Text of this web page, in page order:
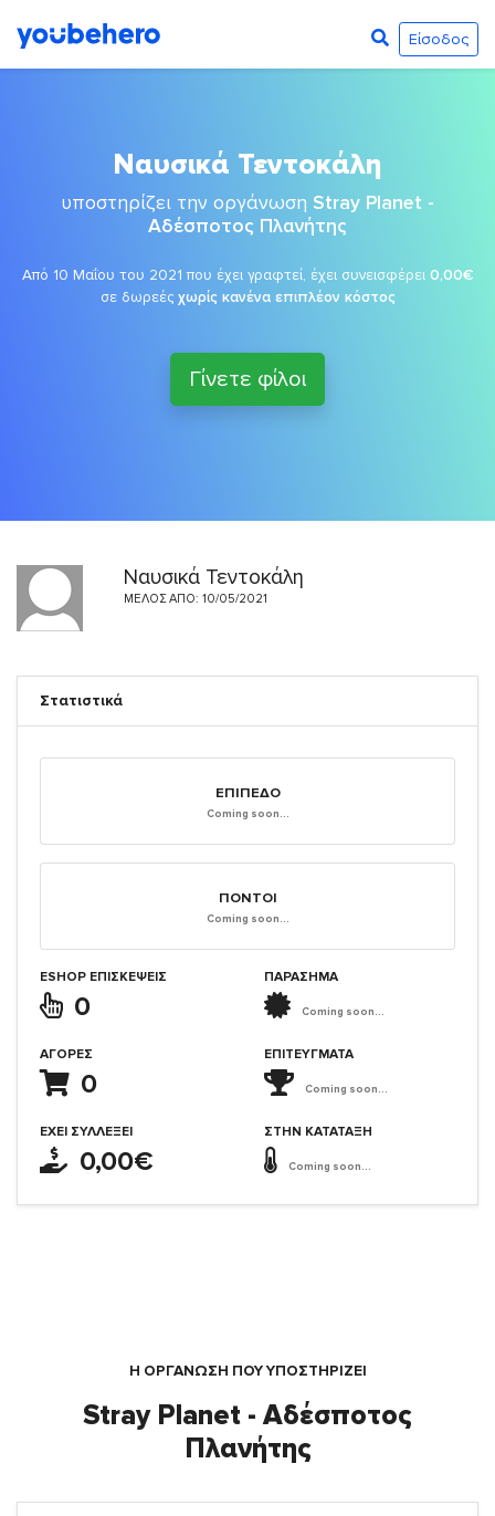
Είσοδος
Ναυσικά Τεντοκάλη
υποστηρίζει την οργάνωση Stray Planet -
Αδέσποτος Πλανήτης
Από 10 Μαΐου του 2021 που έχει γραφτεί, έχει συνεισφέρει 0,00€
σε δωρεές χωρίς κανένα επιπλέον κόστος
Γίνετε φίλοι
Ναυσικά Τεντοκάλη
ΜΈΛΟΣ ΑΠΌ: 10/05/2021
Στατιστικά
ΕΠΊΠΕΔΟ
Coming soon...
ΠΌΝΤΟΙ
Coming soon...
ESHOP ΕΠΙΣΚΈΨΕΙΣ
0
ΑΓΟΡΈΣ
0
ΈΧΕΙ ΣΥΛΛΈΞΕΙ
0,00€
ΠΑΡΑΣΗΜΑ
Coming soon...
ΕΠΙΤΕΎΓΜΑΤΑ
Coming soon...
ΣΤΗΝ ΚΑΤΆΤΑΞΗ
Coming soon...
Η ΟΡΓΆΝΩΣΗ ΠΟΥ ΥΠΟΣΤΗΡΙΖΕΙ
Stray Planet - Αδέσποτος
Πλανήτης